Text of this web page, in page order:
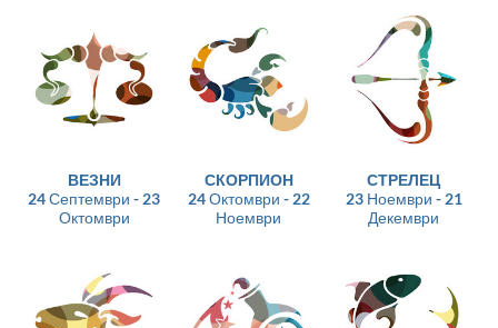
ВЕЗНИ
24 Септември - 23
Октомври
СКОРПИОН
24 Октомври - 22
Ноември
СТРЕЛЕЦ
23 Ноември - 21
Декември